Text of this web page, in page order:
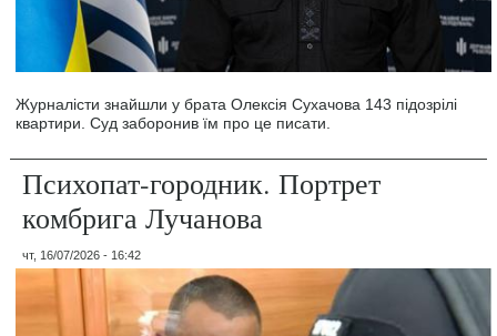
Журналісти знайшли у брата Олексія Сухачова 143 підозрілі
квартири. Суд заборонив їм про це писати.
Психопат-городник. Портрет
комбрига Лучанова
чт, 16/07/2026 - 16:42